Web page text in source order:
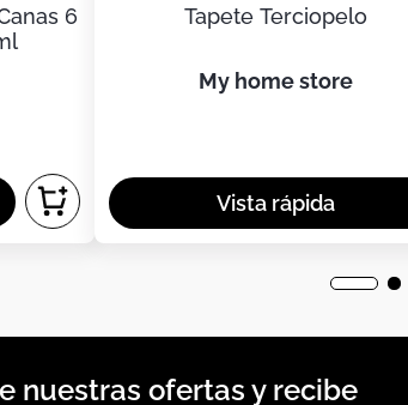
6
Tapete Terciopelo
my home store